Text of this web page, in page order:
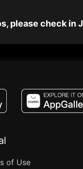
please check in
of Use